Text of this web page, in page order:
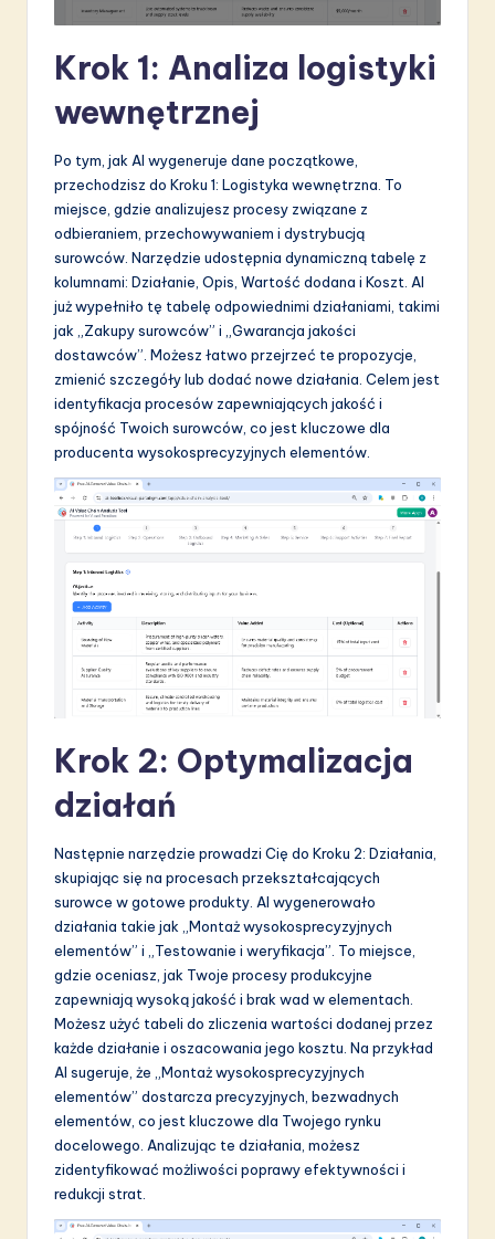
Krok 1: Analiza logistyki
wewnętrznej
Po tym, jak AI wygeneruje dane początkowe,
przechodzisz do Kroku 1: Logistyka wewnętrzna. To
miejsce, gdzie analizujesz procesy związane z
odbieraniem, przechowywaniem i dystrybucją
surowców. Narzędzie udostępnia dynamiczną tabelę z
kolumnami: Działanie, Opis, Wartość dodana i Koszt. AI
już wypełniło tę tabelę odpowiednimi działaniami, takimi
jak „Zakupy surowców” i „Gwarancja jakości
dostawców”. Możesz łatwo przejrzeć te propozycje,
zmienić szczegóły lub dodać nowe działania. Celem jest
identyfikacja procesów zapewniających jakość i
spójność Twoich surowców, co jest kluczowe dla
producenta wysokosprecyzyjnych elementów.
Krok 2: Optymalizacja
działań
Następnie narzędzie prowadzi Cię do Kroku 2: Działania,
skupiając się na procesach przekształcających
surowce w gotowe produkty. AI wygenerowało
działania takie jak „Montaż wysokosprecyzyjnych
elementów” i „Testowanie i weryfikacja”. To miejsce,
gdzie oceniasz, jak Twoje procesy produkcyjne
zapewniają wysoką jakość i brak wad w elementach.
Możesz użyć tabeli do zliczenia wartości dodanej przez
każde działanie i oszacowania jego kosztu. Na przykład
AI sugeruje, że „Montaż wysokosprecyzyjnych
elementów” dostarcza precyzyjnych, bezwadnych
elementów, co jest kluczowe dla Twojego rynku
docelowego. Analizując te działania, możesz
zidentyfikować możliwości poprawy efektywności i
redukcji strat.